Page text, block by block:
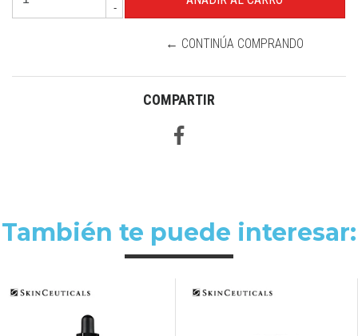
-
← CONTINÚA COMPRANDO
COMPARTIR
También te puede interesar: